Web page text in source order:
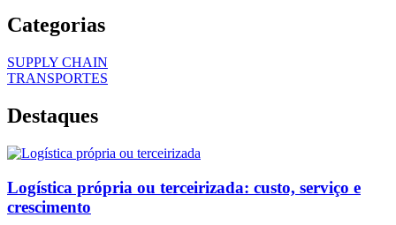
Categorias
SUPPLY CHAIN
TRANSPORTES
Destaques
Logística própria ou terceirizada: custo, serviço e
crescimento